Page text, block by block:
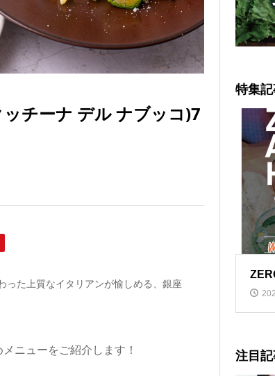
チーナ デル ナブッコ)7
った上質なイタリアンが愉しめる、銀座
ニューをご紹介します！
特集
注目